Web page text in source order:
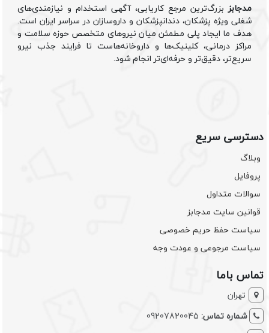
مدجابزبزرگ‌ترین مرجع کاریابی، آگهی استخدام و نیازمندی‌های
شغلی ویژه پزشکان، دندانپزشکان و داروسازان در سراسر ایران است.
هدف ما ایجاد پلی مطمئن میان نیروهای متخصص حوزه سلامت و
مراکز درمانی، کلینیک‌ها و داروخانه‌هاست تا فرایند جذب نیرو
سریع‌تر، دقیق‌تر و حرفه‌ای‌تر انجام شود.
دسترسی سریع
وبلاگ
پروفایل
سوالات متداول
قوانین سایت مدجابز
سیاست حفظ حریم خصوصی
سیاست مرجوعی و عودت وجه
تماس باما
تهران
شماره تماس: 09207820045